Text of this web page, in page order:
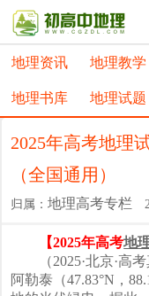
地理资讯 地理教学
地理书库 地理试题
2025年高考地理
（全国通用）
归属：地理高考专栏
【2025年高考地
（2025·北京·高考
阿勒泰（47.83°N，